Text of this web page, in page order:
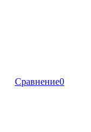
Сравнение0